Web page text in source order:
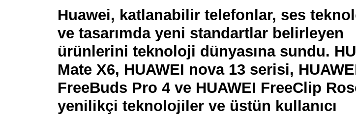
Huawei, katlanabilir telefonlar, ses
ve tasarımda yeni standartlar belirleyen
ürünlerini teknoloji dünyasına sundu.
Mate X6, HUAWEI nova 13 serisi,
FreeBuds Pro 4 ve HUAWEI FreeClip
yenilikçi teknolojiler ve üstün kullanıcı